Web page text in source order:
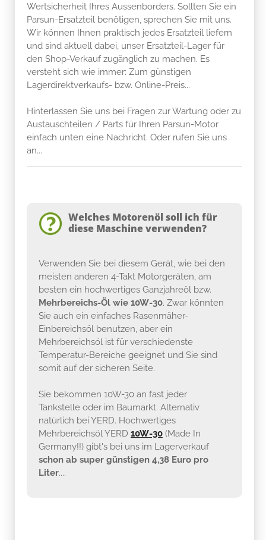
Wertsicherheit Ihres Aussenborders. Sollten Sie ein
Parsun-Ersatzteil benötigen, sprechen Sie mit uns.
Wir können Ihnen praktisch jedes Ersatzteil liefern
und sind aktuell dabei, unser Ersatzteil-Lager für
den Shop-Verkauf zugänglich zu machen. Es
versteht sich wie immer: Zum günstigen
Lagerdirektverkaufs- bzw. Online-Preis...
Hinterlassen Sie uns bei Fragen zur Wartung oder zu
Austauschteilen / Parts für Ihren Parsun-Motor
einfach unten eine Nachricht. Oder rufen Sie uns
an...
Welches Motorenöl soll ich für
diese Maschine verwenden?
Verwenden Sie bei diesem Gerät, wie bei den
meisten anderen 4-Takt Motorgeräten, am
besten ein hochwertiges Ganzjahreöl bzw.
Mehrbereichs-Öl wie 10W-30. Zwar könnten
Sie auch ein einfaches Rasenmäher-
Einbereichsöl benutzen, aber ein
Mehrbereichsöl ist für verschiedenste
Temperatur-Bereiche geeignet und Sie sind
somit auf der sicheren Seite.
Sie bekommen 10W-30 an fast jeder
Tankstelle oder im Baumarkt. Alternativ
natürlich bei YERD. Hochwertiges
Mehrbereichsöl YERD 10W-30 (Made In
Germany!!) gibt's bei uns im Lagerverkauf
schon ab super günstigen 4,38 Euro pro
Liter....